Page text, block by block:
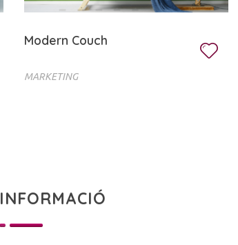
Modern Couch
MARKETING
INFORMACIÓ